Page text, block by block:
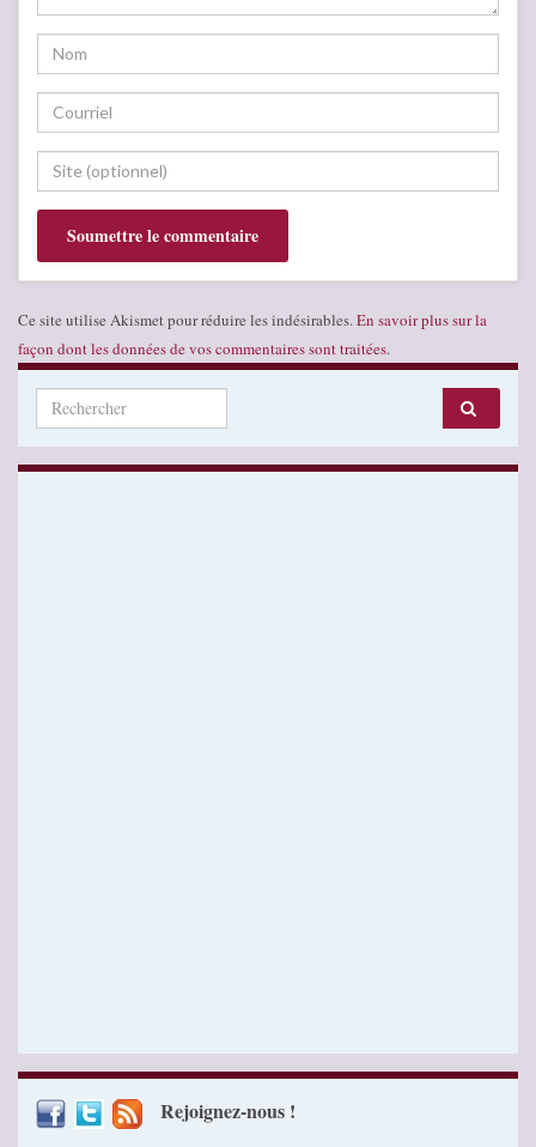
Ce site utilise Akismet pour réduire les indésirables. En savoir plus sur la
façon dont les données de vos commentaires sont traitées.
Search for:
Rejoignez-nous !